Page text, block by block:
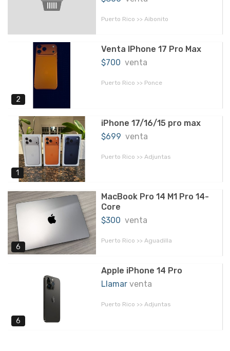
Puerto Rico >> Aibonito
2
Venta IPhone 17 Pro Max
$700 venta
Puerto Rico >> Ponce
1
iPhone 17/16/15 pro max
$699 venta
Puerto Rico >> Adjuntas
6
MacBook Pro 14 M1 Pro 14-
Core
$300 venta
Puerto Rico >> Aguadilla
6
Apple iPhone 14 Pro
Llamar venta
Puerto Rico >> Adjuntas